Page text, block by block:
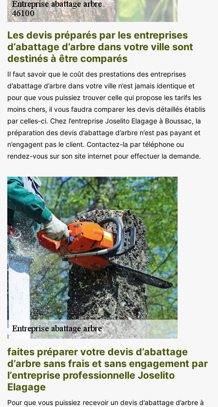
Les devis préparés par les entreprises
d’abattage d’arbre dans votre ville sont
destinés à être comparés
Il faut savoir que le coût des prestations des entreprises
d’abattage d’arbre dans votre ville n’est jamais identique et
pour que vous puissiez trouver celle qui propose les tarifs les
moins chers, il vous faudra comparer les devis détaillés établis
par celles-ci. Chez l’entreprise Joselito Elagage à Boussac, la
préparation des devis d’abattage d’arbre n’est pas payant et
n’engagent pas le client. Contactez-la par téléphone ou
rendez-vous sur son site internet pour effectuer la demande.
faites préparer votre devis d’abattage
d’arbre sans frais et sans engagement par
l’entreprise professionnelle Joselito
Elagage
Pour que vous puissiez recevoir un devis d’abattage d’arbre à